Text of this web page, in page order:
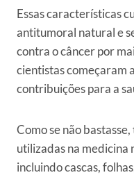
Essas características
antitumoral natural e
contra o câncer por
cientistas começaram
contribuições para a
Como se não
utilizadas na medicina
incluindo cascas,